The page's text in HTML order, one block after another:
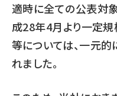
適時に全ての公表対
成28年4月より一定
等については、一元
れました。